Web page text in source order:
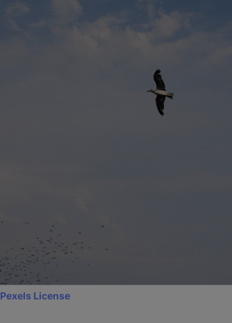
Pexels License